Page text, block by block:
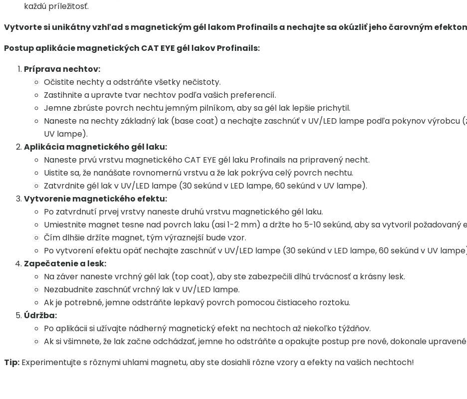
každú príležitosť.
Vytvorte si unikátny vzhľad s magnetickým gél lakom Profinails a nechajte sa okúzliť jeho čarovným
Postup aplikácie magnetických CAT EYE gél lakov Profinails:
Príprava nechtov:
Očistite nechty a odstráňte všetky nečistoty.
Zastihnite a upravte tvar nechtov podľa vašich preferencií.
Jemne zbrúste povrch nechtu jemným pilníkom, aby sa gél lak lepšie prichytil.
Naneste na nechty základný lak (base coat) a nechajte zaschnúť v UV/LED lampe podľa pokynov výrobcu
UV lampe).
Aplikácia magnetického gél laku:
Naneste prvú vrstvu magnetického CAT EYE gél laku Profinails na pripravený necht.
Uistite sa, že nanášate rovnomernú vrstvu a že lak pokrýva celý povrch nechtu.
Zatvrdnite gél lak v UV/LED lampe (30 sekúnd v LED lampe, 60 sekúnd v UV lampe).
Vytvorenie magnetického efektu:
Po zatvrdnutí prvej vrstvy naneste druhú vrstvu magnetického gél laku.
Umiestnite magnet tesne nad povrch laku (asi 1-2 mm) a držte ho 5-10 sekúnd, aby sa vytvoril požadovaný
Čím dlhšie držíte magnet, tým výraznejší bude vzor.
Po vytvorení efektu opäť nechajte zaschnúť v UV/LED lampe (30 sekúnd v LED lampe, 60 sekúnd v UV
Zapečatenie a lesk:
Na záver naneste vrchný gél lak (top coat), aby ste zabezpečili dlhú trvácnosť a krásny lesk.
Nezabudnite zaschnúť vrchný lak v UV/LED lampe.
Ak je potrebné, jemne odstráňte lepkavý povrch pomocou čistiaceho roztoku.
Údržba:
Po aplikácii si užívajte nádherný magnetický efekt na nechtoch až niekoľko týždňov.
Ak si všimnete, že lak začne odchádzať, jemne ho odstráňte a opakujte postup pre nové, dokonale
Tip: Experimentujte s rôznymi uhlami magnetu, aby ste dosiahli rôzne vzory a efekty na vašich nechtoch!